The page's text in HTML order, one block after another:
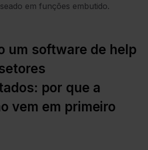
em funções embutido.
um software de help
por que a
vem em primeiro